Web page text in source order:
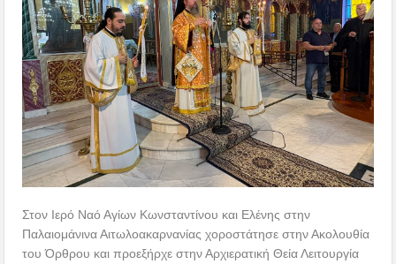
Στον Ιερό Ναό Αγίων Κωνσταντίνου και Ελένης στην
Παλαιομάνινα Αιτωλοακαρνανίας χοροστάτησε στην Ακολουθία
του Όρθρου και προεξήρχε στην Αρχιερατική Θεία Λειτουργία